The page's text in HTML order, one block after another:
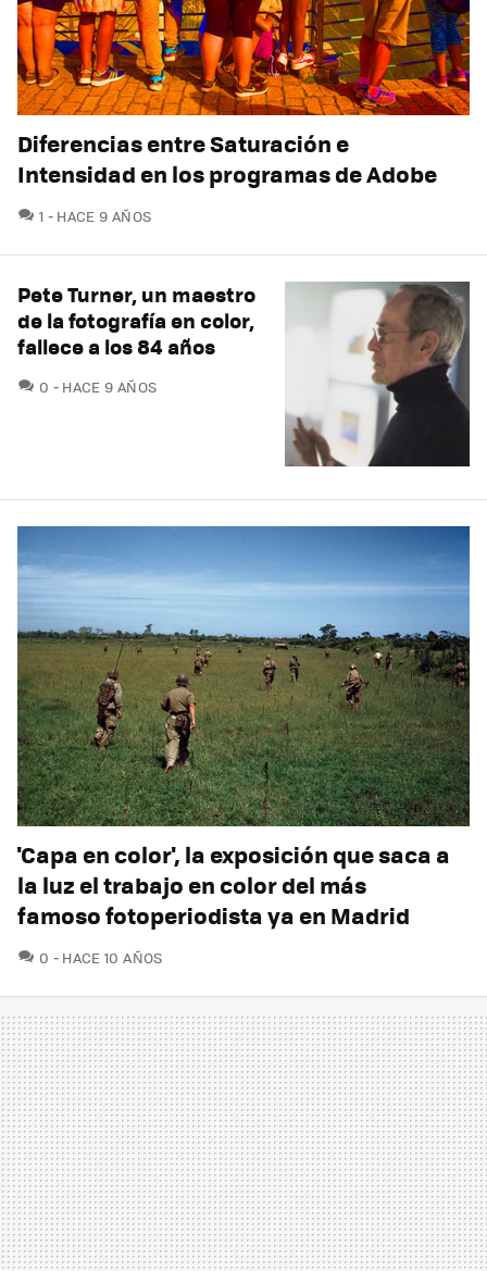
Diferencias entre Saturación e
Intensidad en los programas de Adobe
1 COMENTARIOS
HACE 9 AÑOS
Pete Turner, un maestro
de la fotografía en color,
fallece a los 84 años
0 COMENTARIOS
HACE 9 AÑOS
'Capa en color', la exposición que saca a
la luz el trabajo en color del más
famoso fotoperiodista ya en Madrid
0 COMENTARIOS
HACE 10 AÑOS